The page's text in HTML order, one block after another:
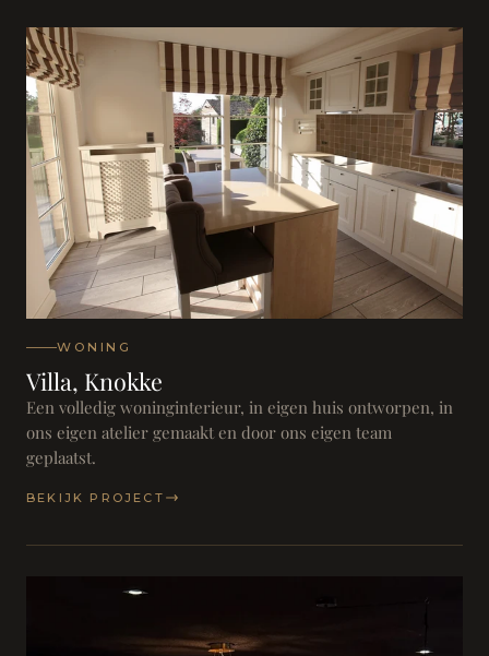
WONING
Villa, Knokke
Een volledig woninginterieur, in eigen huis ontworpen, in
ons eigen atelier gemaakt en door ons eigen team
geplaatst.
BEKIJK PROJECT